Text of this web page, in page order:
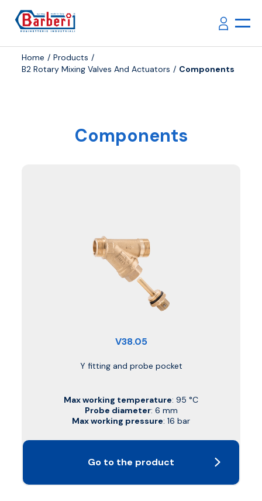
Home
Products
B2 Rotary Mixing Valves And Actuators
Components
Components
V38.05
Y fitting and probe pocket
Max working temperature: 95 °C
Probe diameter: 6 mm
Max working pressure: 16 bar
Go to the product